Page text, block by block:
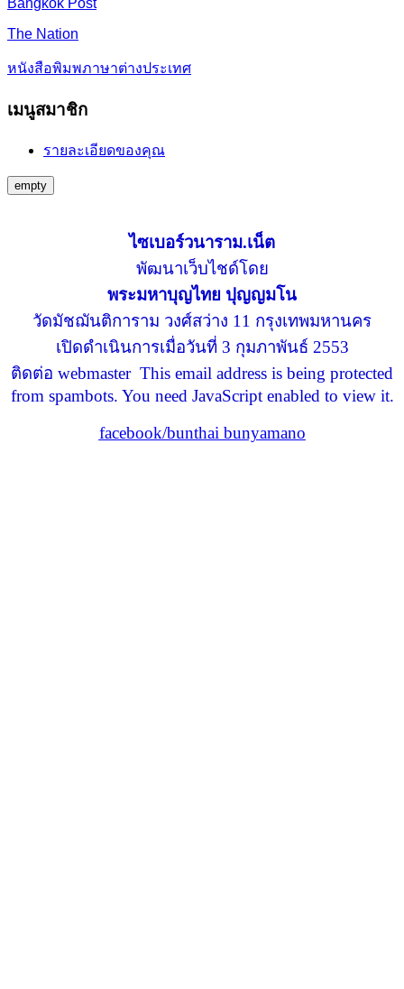
The Nation
หนังสือพิมพภาษาต่างประเทศ
เมนูสมาชิก
รายละเอียดของคุณ
empty
ไซเบอร์วนาราม.เน็ต
พัฒนาเว็บไชด์โดย
พระมหาบุญไทย ปุญญมโน
วัดมัชฌันติการาม วงศ์สว่าง 11 กรุงเทพมหานคร
เปิดดำเนินการเมื่อวันที่ 3 กุมภาพันธ์ 2553
ติดต่อ webmaster This email address is being protected
from spambots. You need JavaScript enabled to view it.
facebook/bunthai bunyamano